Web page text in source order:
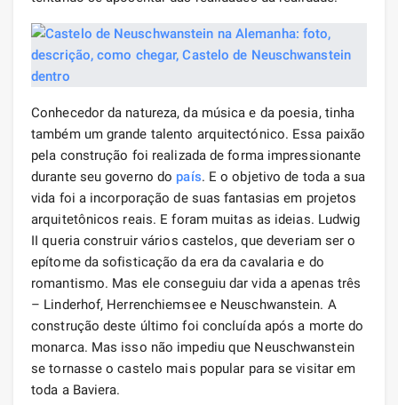
Conhecedor da natureza, da música e da poesia, tinha
também um grande talento arquitectónico. Essa paixão
pela construção foi realizada de forma impressionante
durante seu governo do país. E o objetivo de toda a sua
vida foi a incorporação de suas fantasias em projetos
arquitetônicos reais. E foram muitas as ideias. Ludwig
II queria construir vários castelos, que deveriam ser o
epítome da sofisticação da era da cavalaria e do
romantismo. Mas ele conseguiu dar vida a apenas três
– Linderhof, Herrenchiemsee e Neuschwanstein. A
construção deste último foi concluída após a morte do
monarca. Mas isso não impediu que Neuschwanstein
se tornasse o castelo mais popular para se visitar em
toda a Baviera.